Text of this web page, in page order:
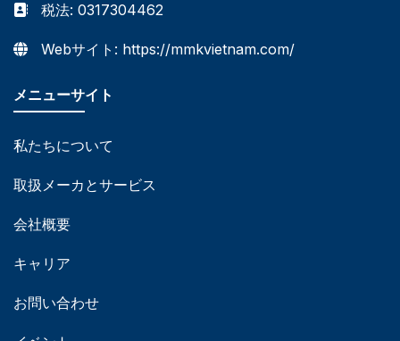
税法: 0317304462
Webサイト: https://mmkvietnam.com/
メニューサイト
私たちについて
取扱メーカとサービス
会社概要
キャリア
お問い合わせ